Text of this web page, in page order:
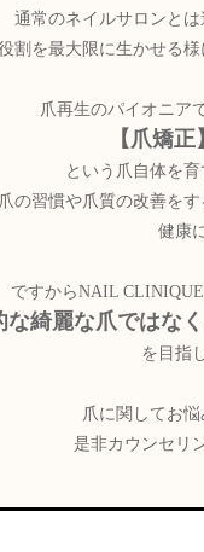
通常のネイルサロンとは
割を最大限に生かせる
爪再生のパイオニア
【爪矯正】
という爪自体を育
爪の習慣や爪質の改善を
健康
ですからNAIL
な綺麗な爪ではな
を目指
爪に関してお悩
是非カウンセリ